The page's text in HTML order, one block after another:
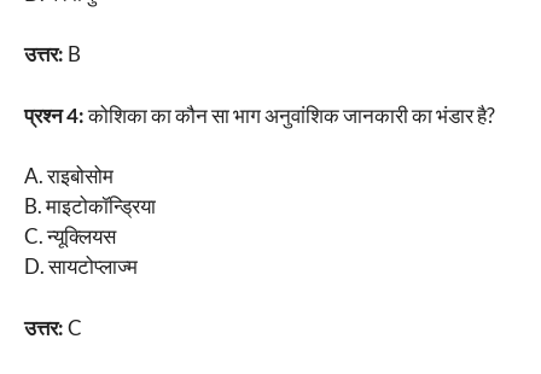
उत्तर: B
प्रश्न 4:कोशिका का कौन सा भाग अनुवांशिक जानकारी का भंडार है?
A. राइबोसोम
B. माइटोकॉन्ड्रिया
C. न्यूक्लियस
D. सायटोप्लाज्म
उत्तर:C